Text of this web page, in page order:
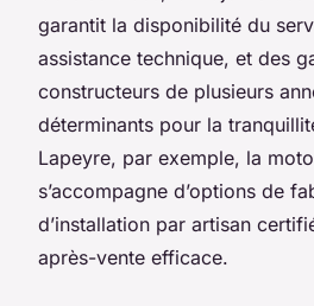
garantit la disponibilité du
assistance technique, et des
constructeurs de plusieurs
déterminants pour la
Lapeyre, par exemple, la
s’accompagne d’options de
d’installation par artisan
après-vente efficace.